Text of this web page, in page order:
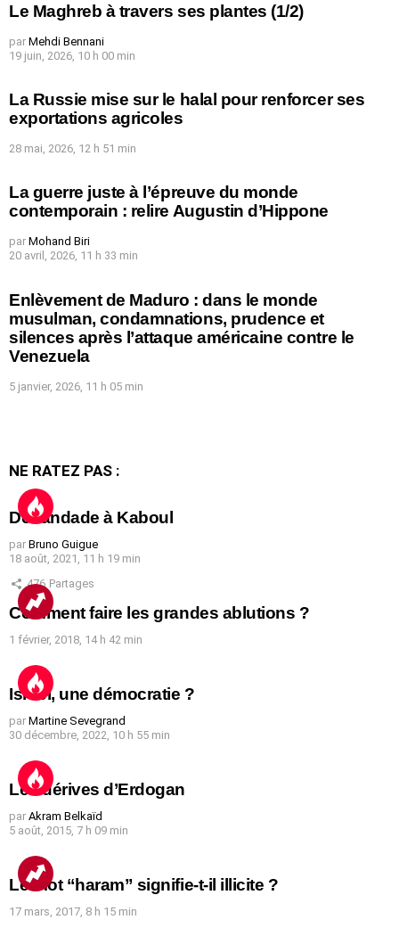
Le Maghreb à travers ses plantes (1/2)
par Mehdi Bennani
19 juin, 2026, 10 h 00 min
La Russie mise sur le halal pour renforcer ses
exportations agricoles
28 mai, 2026, 12 h 51 min
La guerre juste à l’épreuve du monde
contemporain : relire Augustin d’Hippone
par Mohand Biri
20 avril, 2026, 11 h 33 min
Enlèvement de Maduro : dans le monde
musulman, condamnations, prudence et
silences après l’attaque américaine contre le
Venezuela
5 janvier, 2026, 11 h 05 min
NE RATEZ PAS :
Débandade à Kaboul
par Bruno Guigue
18 août, 2021, 11 h 19 min
476 Partages
Comment faire les grandes ablutions ?
1 février, 2018, 14 h 42 min
Israël, une démocratie ?
par Martine Sevegrand
30 décembre, 2022, 10 h 55 min
Les dérives d’Erdogan
par Akram Belkaïd
5 août, 2015, 7 h 09 min
Le mot “haram” signifie-t-il illicite ?
17 mars, 2017, 8 h 15 min